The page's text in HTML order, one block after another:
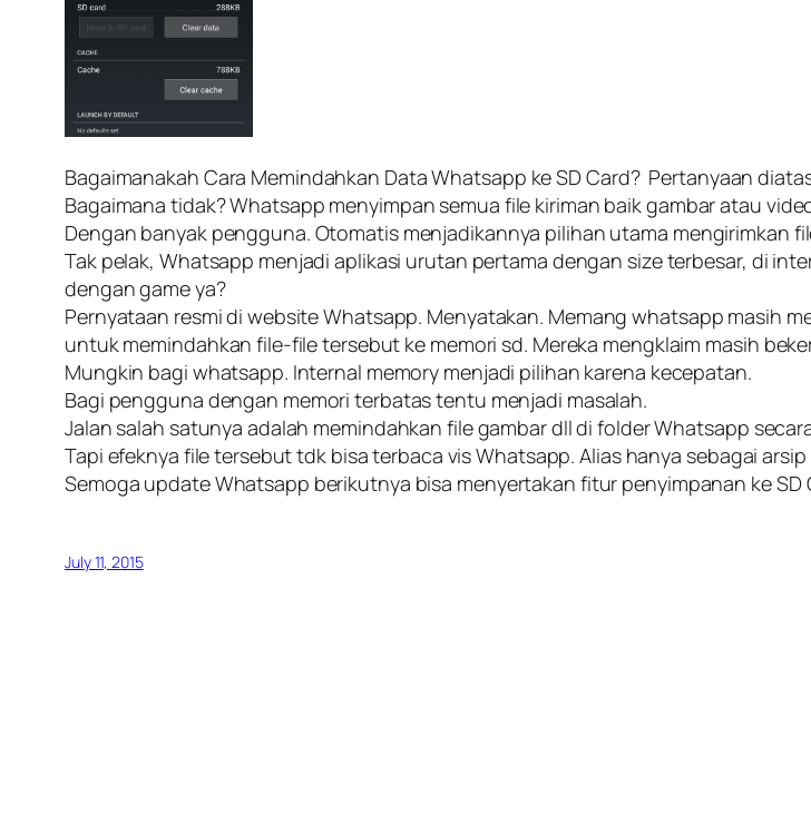
Bagaimanakah Cara Memindahkan Data Whatsapp ke SD Card? Pertanyaan
Bagaimana tidak? Whatsapp menyimpan semua file kiriman baik gambar atau
Dengan banyak pengguna. Otomatis menjadikannya pilihan utama mengirimkan
Tak pelak, Whatsapp menjadi aplikasi urutan pertama dengan size terbesar, di
dengan game ya?
Pernyataan resmi di website Whatsapp. Menyatakan. Memang whatsapp masih
untuk memindahkan file-file tersebut ke memori sd. Mereka mengklaim masih
Mungkin bagi whatsapp. Internal memory menjadi pilihan karena kecepatan.
Bagi pengguna dengan memori terbatas tentu menjadi masalah.
Jalan salah satunya adalah memindahkan file gambar dll di folder Whatsapp
Tapi efeknya file tersebut tdk bisa terbaca vis Whatsapp. Alias hanya sebagai arsip
Semoga update Whatsapp berikutnya bisa menyertakan fitur penyimpanan ke SD
July 11, 2015